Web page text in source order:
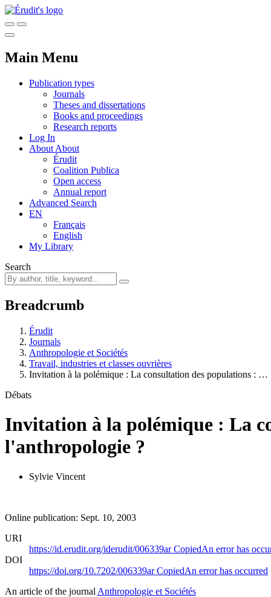
Main Menu
Publication types
Journals
Theses and dissertations
Books and proceedings
Research reports
Log In
About About
Érudit
Coalition Publica
Open access
Annual report
Advanced Search
EN
Français
English
My Library
Search
Breadcrumb
Érudit
Journals
Anthropologie et Sociétés
Travail, industries et classes ouvrières
Invitation à la polémique : La consultation des populations : …
Débats
Invitation à la polémique : La
l'anthropologie ?
Sylvie Vincent
Online publication: Sept. 10, 2003
URI
https://id.erudit.org/iderudit/006339arCopiedAn error has
DOI
https://doi.org/10.7202/006339arCopiedAn error has occurred
An article of the journal Anthropologie et Sociétés